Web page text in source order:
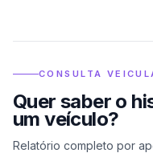
CONSULTA
Quer saber o
um veículo?
Relatório completo por